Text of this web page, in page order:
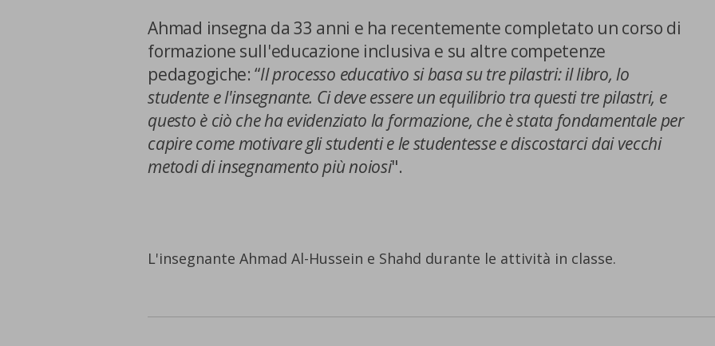
Ahmad insegna da 33 anni e ha recentemente completato un corso di
formazione sull'educazione inclusiva e su altre competenze
pedagogiche: “Il processo educativo si basa su tre pilastri: il libro, lo
studente e l'insegnante. Ci deve essere un equilibrio tra questi tre pilastri, e
questo è ciò che ha evidenziato la formazione, che è stata fondamentale per
capire come motivare gli studenti e le studentesse e discostarci dai vecchi
metodi di insegnamento più noiosi".
L'insegnante Ahmad Al-Hussein e Shahd durante le attività in classe.